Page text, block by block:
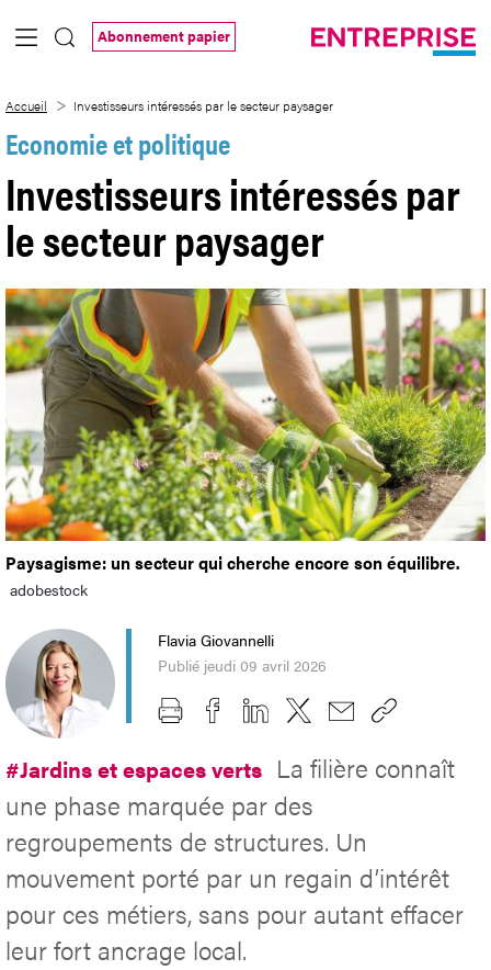
Saut au contenu principal
Abonnement papier
Accueil Investisseurs intéressés par le secteur paysager
Economie et politique
Investisseurs intéressés par
le secteur paysager
Paysagisme: un secteur qui cherche encore son équilibre.
adobestock
Flavia Giovannelli
Publié jeudi 09 avril 2026
#Jardins et espaces verts La filière connaît
une phase marquée par des
regroupements de structures. Un
mouvement porté par un regain d’intérêt
pour ces métiers, sans pour autant effacer
leur fort ancrage local.